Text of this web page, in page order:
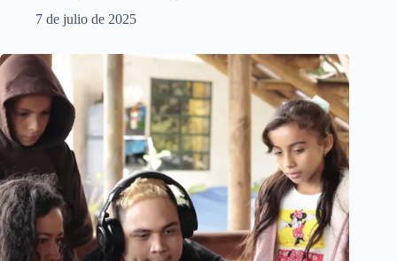
7 de julio de 2025